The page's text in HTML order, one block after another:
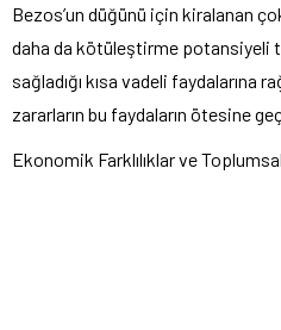
Bezos’un düğünü için kiralanan
daha da kötüleştirme potansiyeli
sağladığı kısa vadeli faydalarına
zararların bu faydaların ötesine
Ekonomik Farklılıklar ve